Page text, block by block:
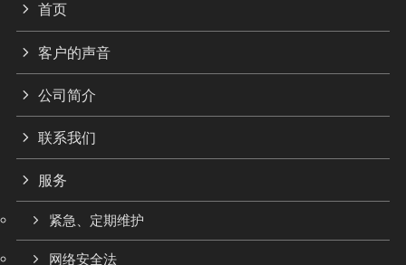
首页
客户的声音
公司简介
联系我们
服务
紧急、定期维护
网络安全法